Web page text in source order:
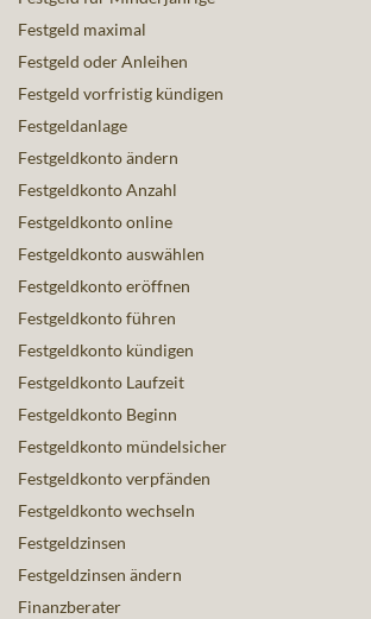
Festgeld maximal
Festgeld oder Anleihen
Festgeld vorfristig kündigen
Festgeldanlage
Festgeldkonto ändern
Festgeldkonto Anzahl
Festgeldkonto online
Festgeldkonto auswählen
Festgeldkonto eröffnen
Festgeldkonto führen
Festgeldkonto kündigen
Festgeldkonto Laufzeit
Festgeldkonto Beginn
Festgeldkonto mündelsicher
Festgeldkonto verpfänden
Festgeldkonto wechseln
Festgeldzinsen
Festgeldzinsen ändern
Finanzberater